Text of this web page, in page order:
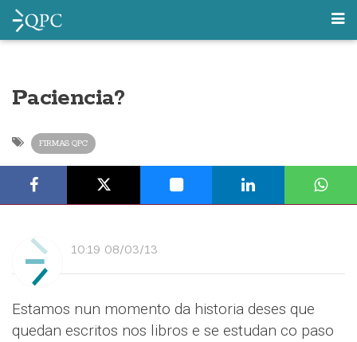
Paciencia?
FIRMAS QPC
10:19 08/03/13
Estamos nun momento da historia deses que
quedan escritos nos libros e se estudan co paso